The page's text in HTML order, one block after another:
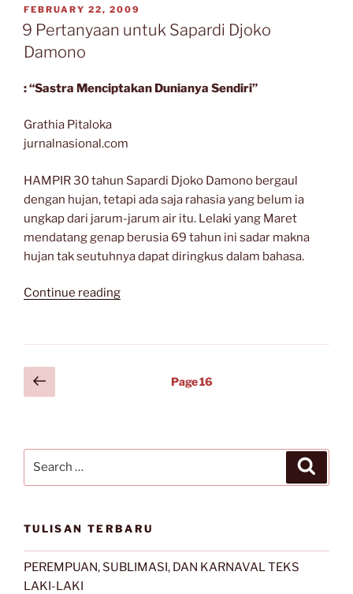
Tak
Tergetar
Lebaran”
POSTED
ON
FEBRUARY 22, 2009
9 Pertanyaan untuk Sapardi Djoko
Damono
: “Sastra Menciptakan Dunianya Sendiri”
Grathia Pitaloka
jurnalnasional.com
HAMPIR 30 tahun Sapardi Djoko Damono bergaul
dengan hujan, tetapi ada saja rahasia yang belum ia
ungkap dari jarum-jarum air itu. Lelaki yang Maret
mendatang genap berusia 69 tahun ini sadar makna
hujan tak seutuhnya dapat diringkus dalam bahasa.
Continue reading“9
Sapardi
Damono”
Posts
navigation
Previous
page
Page16
TULISAN TERBARU
PEREMPUAN, SUBLIMASI, DAN KARNAVAL TEKS
LAKI-LAKI